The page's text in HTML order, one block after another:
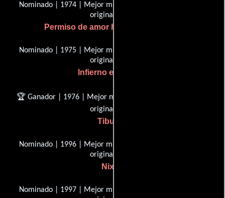
Nominado | 1974 | Mejor música, Puntuación Dramática
original
Permiso de amor hacia medianoche
Nominado | 1975 | Mejor música, Puntuación Dramática
original
Infierno en la torre
🏆 Ganador | 1976 | Mejor música, Puntuación Dramática
original
Tiburón
Nominado | 1996 | Mejor música, Puntuación Dramática
original
Nixon
Nominado | 1997 | Mejor música, Puntuación Dramática